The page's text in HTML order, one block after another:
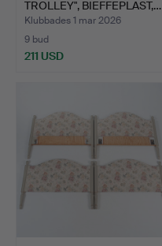
TROLLEY", BIEFFEPLAST,…
Klubbades 1 mar 2026
9 bud
211 USD